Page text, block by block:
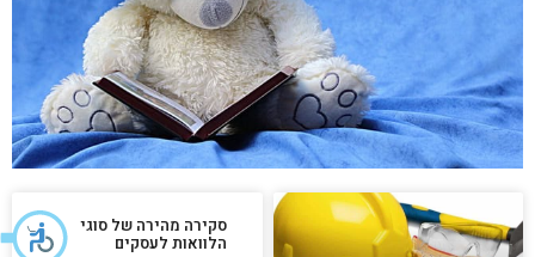
סקירה מהירה של סוגי
הלוואות לעסקים